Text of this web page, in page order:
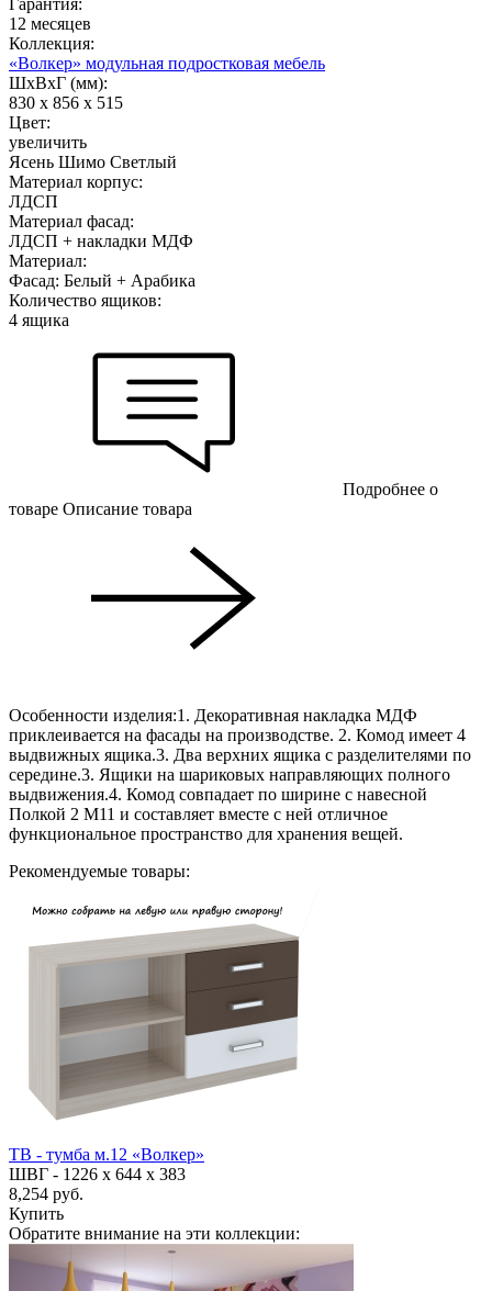
12 месяцев
Коллекция:
«Волкер» модульная подростковая мебель
ШхВхГ (мм):
830 х 856 х 515
Цвет:
увеличить
Ясень Шимо Светлый
Материал корпус:
ЛДСП
Материал фасад:
ЛДСП + накладки МДФ
Материал:
Фасад: Белый + Арабика
Количество ящиков:
4 ящика
Подробнее о
товаре Описание товара
Особенности изделия:1. Декоративная накладка МДФ
приклеивается на фасады на производстве. 2. Комод имеет 4
выдвижных ящика.3. Два верхних ящика с разделителями по
середине.3. Ящики на шариковых направляющих полного
выдвижения.4. Комод совпадает по ширине с навесной
Полкой 2 М11 и составляет вместе с ней отличное
функциональное пространство для хранения вещей.
Рекомендуемые товары:
ТВ - тумба м.12 «Волкер»
ШВГ - 1226 х 644 х 383
8,254 руб.
Купить
Обратите внимание на эти коллекции: